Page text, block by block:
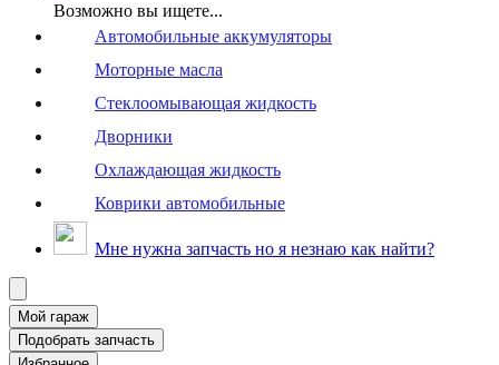
Возможно вы ищете...
Автомобильные аккумуляторы
Моторные масла
Стеклоомывающая жидкость
Дворники
Охлаждающая жидкость
Коврики автомобильные
Мне нужна запчасть но я незнаю как найти?